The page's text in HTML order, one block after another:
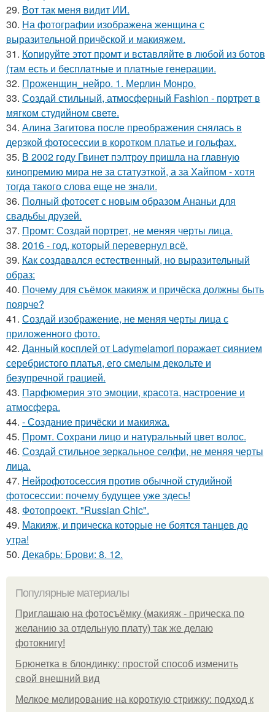
29. Вот так меня видит ИИ.
30. На фотографии изображена женщина с
выразительной причёской и макияжем.
31. Копируйте этот промт и вставляйте в любой из ботов
(там есть и бесплатные и платные генерации.
32. Проженщин_нейро. 1. Мерлин Монро.
33. Создай стильный, атмосферный Fashion - портрет в
мягком студийном свете.
34. Алина Загитова после преображения снялась в
дерзкой фотосессии в коротком платье и гольфах.
35. В 2002 году Гвинет пэлтроу пришла на главную
кинопремию мира не за статуэткой, а за Хайпом - хотя
тогда такого слова еще не знали.
36. Полный фотосет с новым образом Ананьи для
свадьбы друзей.
37. Промт: Создай портрет, не меняя черты лица.
38. 2016 - год, который перевернул всё.
39. Как создавался естественный, но выразительный
образ:
40. Почему для съёмок макияж и причёска должны быть
поярче?
41. Создай изображение, не меняя черты лица с
приложенного фото.
42. Данный косплей от Ladymelamori поражает сиянием
серебристого платья, его смелым декольте и
безупречной грацией.
43. Парфюмерия это эмоции, красота, настроение и
атмосфера.
44. - Создание причёски и макияжа.
45. Промт. Сохрани лицо и натуральный цвет волос.
46. Создай стильное зеркальное селфи, не меняя черты
лица.
47. Нейрофотосессия против обычной студийной
фотосессии: почему будущее уже здесь!
48. Фотопроект. "Russian Chic".
49. Макияж, и прическа которые не боятся танцев до
утра!
50. Декабрь: Брови: 8. 12.
Популярные материалы
Приглашаю на фотосъёмку (макияж - прическа по
желанию за отдельную плату) так же делаю
фотокнигу!
Брюнетка в блондинку: простой способ изменить
свой внешний вид
Мелкое мелирование на короткую стрижку: подход к